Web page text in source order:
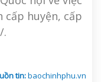
cấp huyện, cấp
.
tin:baochinhphu.vn